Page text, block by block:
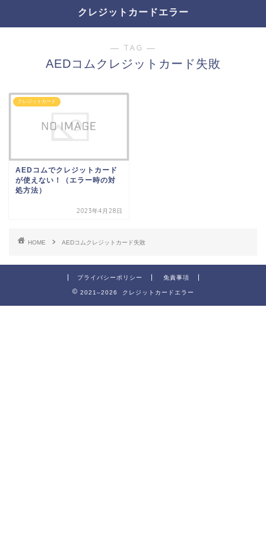
クレジットカードエラー
― TAG ―
AEDコムクレジットカード失敗
クレジットカード
AEDコムでクレジットカード
が使えない！（エラー時の対
処方法）
2023年4月28日
HOME AEDコムクレジットカード失敗
プライバシーポリシー 免責事項
2021–2026 クレジットカードエラー